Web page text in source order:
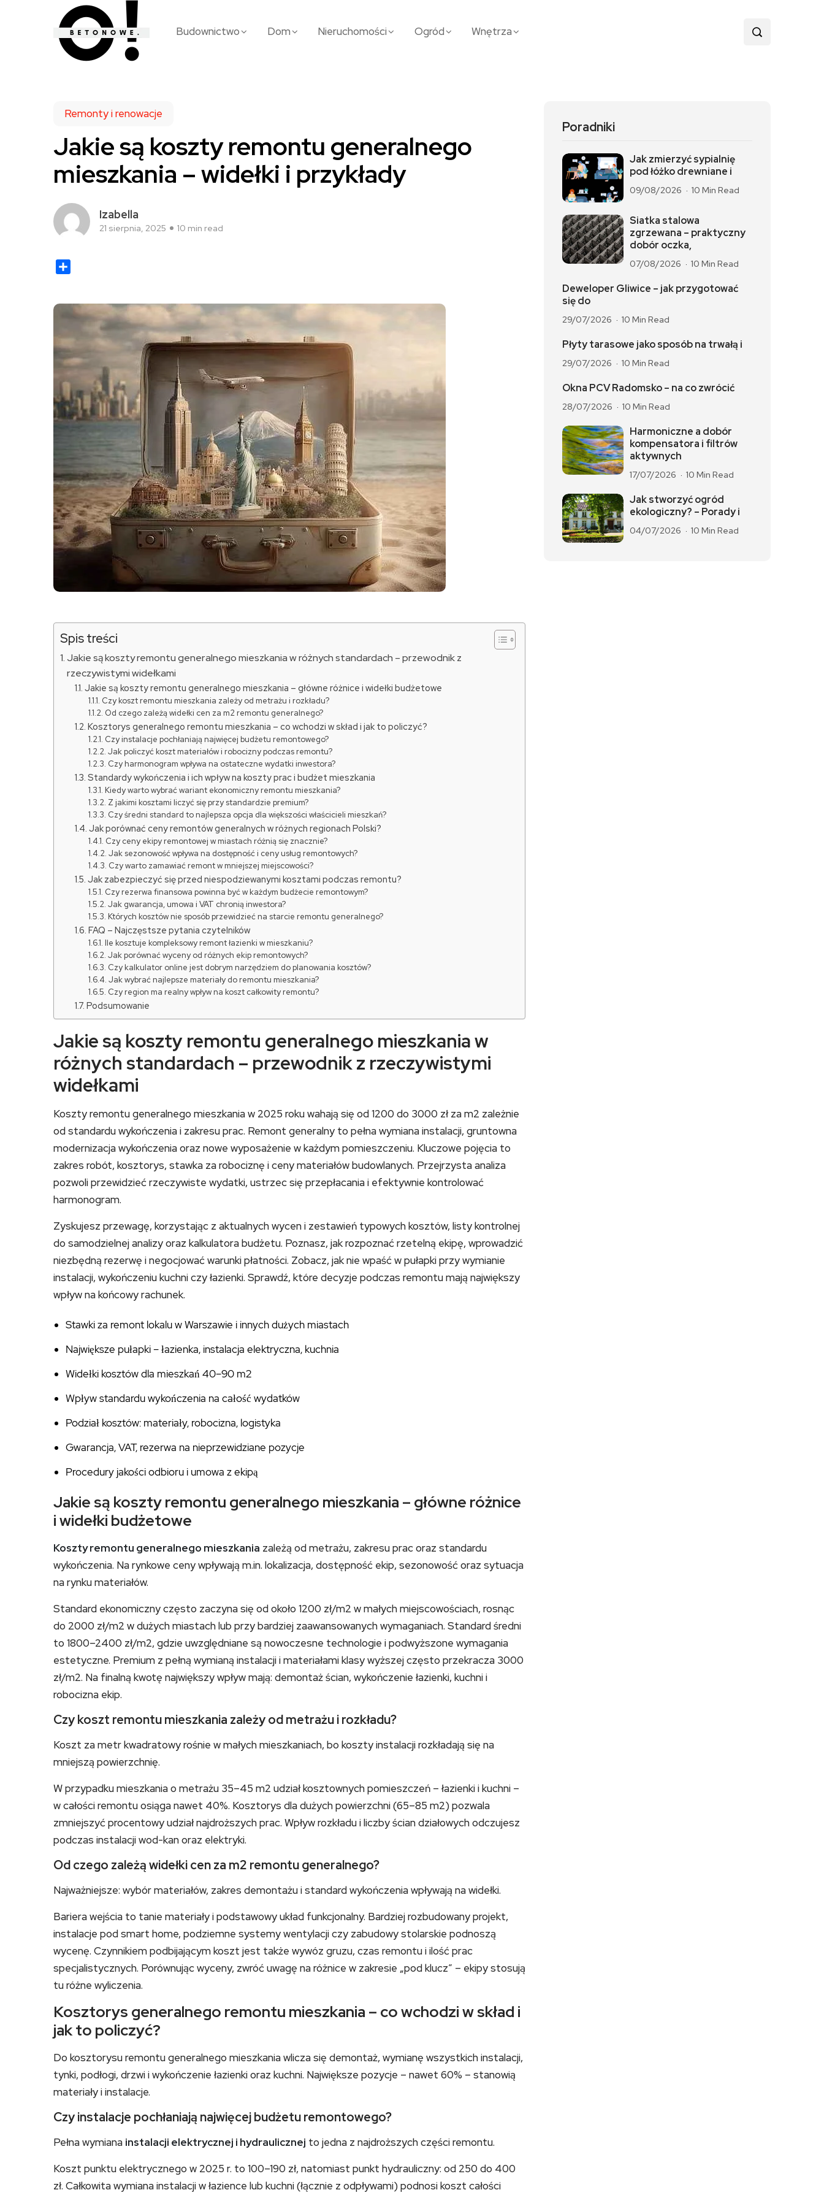
Budownictwo Dom Nieruchomości Ogród Wnętrza
Remonty i renowacje
Jakie są koszty remontu generalnego
mieszkania – widełki i przykłady
Izabella
21 sierpnia, 2025 10 min read
Spis treści
Jakie są koszty remontu generalnego mieszkania w różnych standardach – przewodnik z
rzeczywistymi widełkami
Jakie są koszty remontu generalnego mieszkania – główne różnice i widełki budżetowe
Czy koszt remontu mieszkania zależy od metrażu i rozkładu?
Od czego zależą widełki cen za m2 remontu generalnego?
Kosztorys generalnego remontu mieszkania – co wchodzi w skład i jak to policzyć?
Czy instalacje pochłaniają najwięcej budżetu remontowego?
Jak policzyć koszt materiałów i robocizny podczas remontu?
Czy harmonogram wpływa na ostateczne wydatki inwestora?
Standardy wykończenia i ich wpływ na koszty prac i budżet mieszkania
Kiedy warto wybrać wariant ekonomiczny remontu mieszkania?
Z jakimi kosztami liczyć się przy standardzie premium?
Czy średni standard to najlepsza opcja dla większości właścicieli mieszkań?
Jak porównać ceny remontów generalnych w różnych regionach Polski?
Czy ceny ekipy remontowej w miastach różnią się znacznie?
Jak sezonowość wpływa na dostępność i ceny usług remontowych?
Czy warto zamawiać remont w mniejszej miejscowości?
Jak zabezpieczyć się przed niespodziewanymi kosztami podczas remontu?
Czy rezerwa finansowa powinna być w każdym budżecie remontowym?
Jak gwarancja, umowa i VAT chronią inwestora?
Których kosztów nie sposób przewidzieć na starcie remontu generalnego?
FAQ – Najczęstsze pytania czytelników
Ile kosztuje kompleksowy remont łazienki w mieszkaniu?
Jak porównać wyceny od różnych ekip remontowych?
Czy kalkulator online jest dobrym narzędziem do planowania kosztów?
Jak wybrać najlepsze materiały do remontu mieszkania?
Czy region ma realny wpływ na koszt całkowity remontu?
Podsumowanie
Jakie są koszty remontu generalnego mieszkania w
różnych standardach – przewodnik z rzeczywistymi
widełkami
Koszty remontu generalnego mieszkania w 2025 roku wahają się od 1200 do 3000 zł za m2 zależnie
od standardu wykończenia i zakresu prac. Remont generalny to pełna wymiana instalacji, gruntowna
modernizacja wykończenia oraz nowe wyposażenie w każdym pomieszczeniu. Kluczowe pojęcia to
zakres robót, kosztorys, stawka za robociznę i ceny materiałów budowlanych. Przejrzysta analiza
pozwoli przewidzieć rzeczywiste wydatki, ustrzec się przepłacania i efektywnie kontrolować
harmonogram.
Zyskujesz przewagę, korzystając z aktualnych wycen i zestawień typowych kosztów, listy kontrolnej
do samodzielnej analizy oraz kalkulatora budżetu. Poznasz, jak rozpoznać rzetelną ekipę, wprowadzić
niezbędną rezerwę i negocjować warunki płatności. Zobacz, jak nie wpaść w pułapki przy wymianie
instalacji, wykończeniu kuchni czy łazienki. Sprawdź, które decyzje podczas remontu mają największy
wpływ na końcowy rachunek.
Stawki za remont lokalu w Warszawie i innych dużych miastach
Największe pułapki – łazienka, instalacja elektryczna, kuchnia
Widełki kosztów dla mieszkań 40–90 m2
Wpływ standardu wykończenia na całość wydatków
Podział kosztów: materiały, robocizna, logistyka
Gwarancja, VAT, rezerwa na nieprzewidziane pozycje
Procedury jakości odbioru i umowa z ekipą
Jakie są koszty remontu generalnego mieszkania – główne różnice
i widełki budżetowe
Koszty remontu generalnego mieszkania zależą od metrażu, zakresu prac oraz standardu
wykończenia. Na rynkowe ceny wpływają m.in. lokalizacja, dostępność ekip, sezonowość oraz sytuacja
na rynku materiałów.
Standard ekonomiczny często zaczyna się od około 1200 zł/m2 w małych miejscowościach, rosnąc
do 2000 zł/m2 w dużych miastach lub przy bardziej zaawansowanych wymaganiach. Standard średni
to 1800–2400 zł/m2, gdzie uwzględniane są nowoczesne technologie i podwyższone wymagania
estetyczne. Premium z pełną wymianą instalacji i materiałami klasy wyższej często przekracza 3000
zł/m2. Na finalną kwotę największy wpływ mają: demontaż ścian, wykończenie łazienki, kuchni i
robocizna ekip.
Czy koszt remontu mieszkania zależy od metrażu i rozkładu?
Koszt za metr kwadratowy rośnie w małych mieszkaniach, bo koszty instalacji rozkładają się na
mniejszą powierzchnię.
W przypadku mieszkania o metrażu 35–45 m2 udział kosztownych pomieszczeń – łazienki i kuchni –
w całości remontu osiąga nawet 40%. Kosztorys dla dużych powierzchni (65–85 m2) pozwala
zmniejszyć procentowy udział najdroższych prac. Wpływ rozkładu i liczby ścian działowych odczujesz
podczas instalacji wod-kan oraz elektryki.
Od czego zależą widełki cen za m2 remontu generalnego?
Najważniejsze: wybór materiałów, zakres demontażu i standard wykończenia wpływają na widełki.
Bariera wejścia to tanie materiały i podstawowy układ funkcjonalny. Bardziej rozbudowany projekt,
instalacje pod smart home, podziemne systemy wentylacji czy zabudowy stolarskie podnoszą
wycenę. Czynnikiem podbijającym koszt jest także wywóz gruzu, czas remontu i ilość prac
specjalistycznych. Porównując wyceny, zwróć uwagę na różnice w zakresie „pod klucz” – ekipy stosują
tu różne wyliczenia.
Kosztorys generalnego remontu mieszkania – co wchodzi w skład i
jak to policzyć?
Do kosztorysu remontu generalnego mieszkania wlicza się demontaż, wymianę wszystkich instalacji,
tynki, podłogi, drzwi i wykończenie łazienki oraz kuchni. Największe pozycje – nawet 60% – stanowią
materiały i instalacje.
Czy instalacje pochłaniają najwięcej budżetu remontowego?
Pełna wymiana instalacji elektrycznej i hydraulicznej to jedna z najdroższych części remontu.
Koszt punktu elektrycznego w 2025 r. to 100–190 zł, natomiast punkt hydrauliczny: od 250 do 400
zł. Całkowita wymiana instalacji w łazience lub kuchni (łącznie z odpływami) podnosi koszt całości
Poradniki
Jak zmierzyć sypialnię
pod łóżko drewniane i
09/08/2026 10 Min Read
Siatka stalowa
zgrzewana – praktyczny
dobór oczka,
07/08/2026 10 Min Read
Deweloper Gliwice – jak przygotować
się do
29/07/2026 10 Min Read
Płyty tarasowe jako sposób na trwałą i
29/07/2026 10 Min Read
Okna PCV Radomsko – na co zwrócić
28/07/2026 10 Min Read
Harmoniczne a dobór
kompensatora i filtrów
aktywnych
17/07/2026 10 Min Read
Jak stworzyć ogród
ekologiczny? – Porady i
04/07/2026 10 Min Read